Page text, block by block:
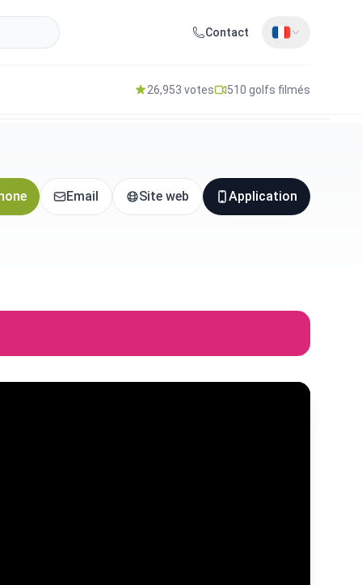
Contact
26,953 votes 510 golfs filmés
Email Site web Application